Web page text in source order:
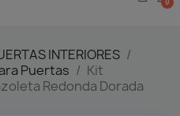
INTERIORES
Puertas
Kit
Redonda Dorada